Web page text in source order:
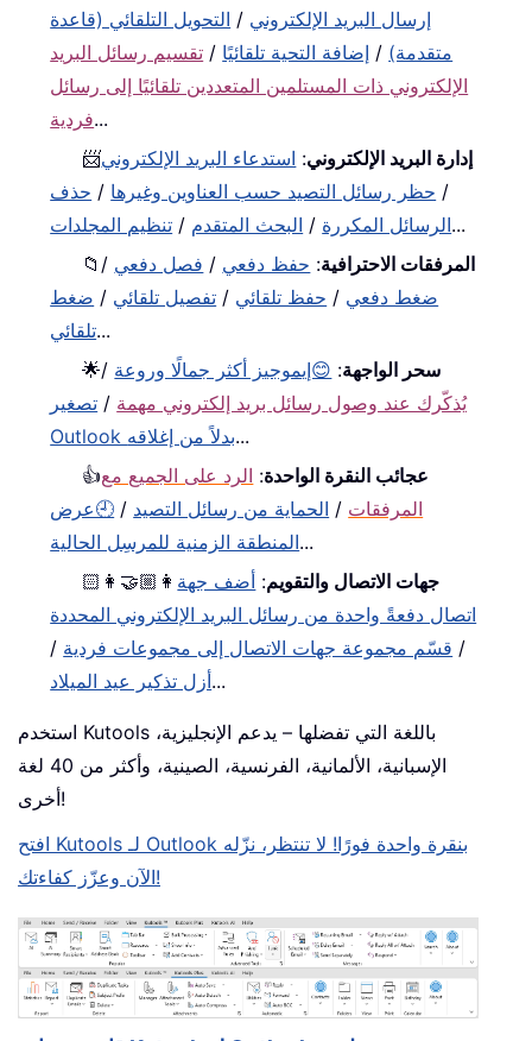
إرسال البريد الإلكتروني / التحويل التلقائي (قاعدة
متقدمة) / إضافة التحية تلقائيًا / تقسيم رسائل البريد
الإلكتروني ذات المستلمين المتعددين تلقائيًا إلى رسائل
فردية...
📨
إدارة البريد الإلكتروني: استدعاء البريد الإلكتروني
/ حظر رسائل التصيد حسب العناوين وغيرها / حذف
الرسائل المكررة / البحث المتقدم / تنظيم المجلدات
...
📁
المرفقات الاحترافية: حفظ دفعي / فصل دفعي /
ضغط دفعي / حفظ تلقائي / تفصيل تلقائي / ضغط
تلقائي...
🌟
سحر الواجهة: 😊إيموجيز أكثر جمالًا وروعة /
يُذكّرك عند وصول رسائل بريد إلكتروني مهمة / تصغير
Outlook بدلاً من إغلاقه...
👍
عجائب النقرة الواحدة: الرد على الجميع مع
المرفقات / الحماية من رسائل التصيد / 🕘عرض
المنطقة الزمنية للمرسِل الحالية...
👩🏼‍🤝‍👩🏻
جهات الاتصال والتقويم: أضف جهة
اتصال دفعةً واحدة من رسائل البريد الإلكتروني المحددة
/ قسّم مجموعة جهات الاتصال إلى مجموعات فردية /
أزل تذكير عيد الميلاد...
استخدم Kutools باللغة التي تفضلها – يدعم الإنجليزية،
الإسبانية، الألمانية، الفرنسية، الصينية، وأكثر من 40 لغة
أخرى!
افتح Kutools لـ Outlook بنقرة واحدة فورًا! لا تنتظر، نزّله
الآن وعزّز كفاءتك!